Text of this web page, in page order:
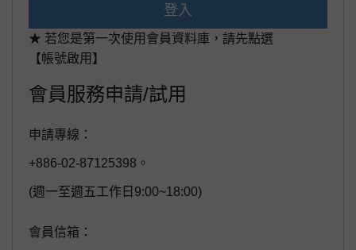
登入
★ 若您是第一次使用會員資料庫，請先點選
【帳號啟用】
會員服務申請/試用
申請專線：
+886-02-87125398。
(週一至週五工作日9:00~18:00)
會員信箱：